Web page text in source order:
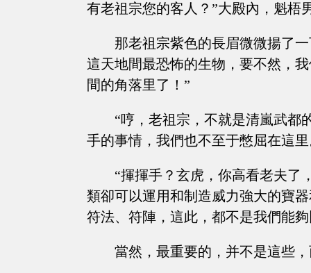
有老祖宗您的客人？”大殿內，魁
那老祖宗紫色的長眉微微揚了
這天地間最恐怖的生物，要不然，
間的角落里了！”
“哼，老祖宗，不就是清嵐武都
手的事情，我們也不至于憋屈在這里
“揮揮手？玄虎，你高看老夫了
類卻可以運用和制造威力強大的寶
符法、符陣，這此，都不是我們能
當然，最重要的，并不是這些，